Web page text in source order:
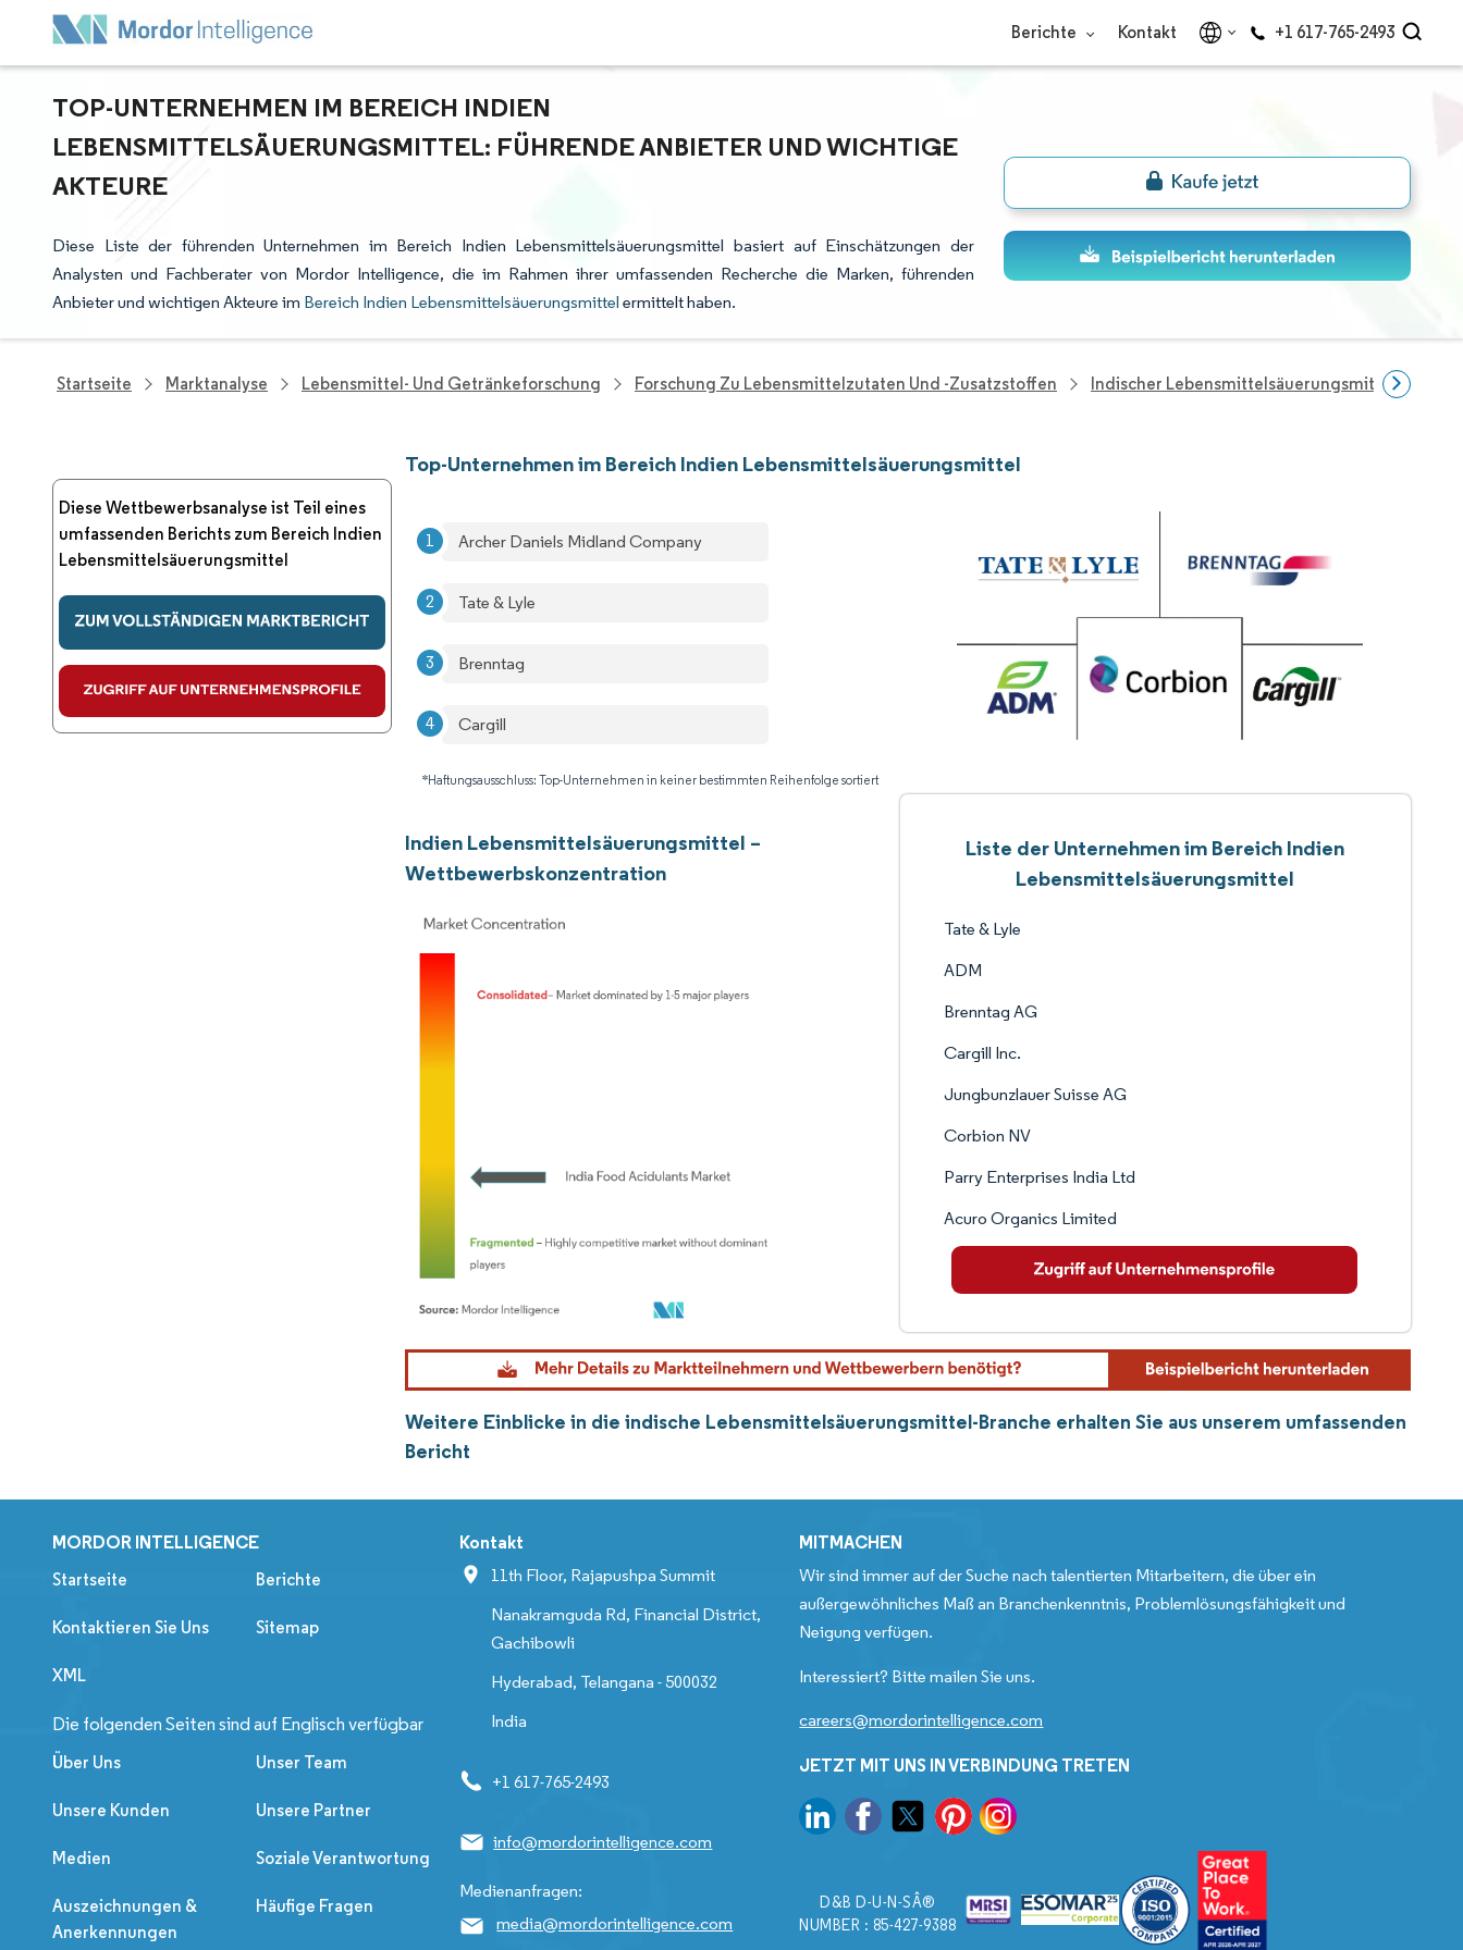
Berichte Kontakt +1 617-765-2493
TOP-UNTERNEHMEN IM BEREICH INDIEN
LEBENSMITTELSÄUERUNGSMITTEL: FÜHRENDE ANBIETER UND WICHTIGE
AKTEURE
Diese Liste der führenden Unternehmen im Bereich Indien Lebensmittelsäuerungsmittel basiert auf Einschätzungen der
Analysten und Fachberater von Mordor Intelligence, die im Rahmen ihrer umfassenden Recherche die Marken, führenden
Anbieter und wichtigen Akteure im Bereich Indien Lebensmittelsäuerungsmittel ermittelt haben.
Startseite Marktanalyse Lebensmittel- Und Getränkeforschung Forschung Zu Lebensmittelzutaten Und -zusatzstoffen Indischer Lebensmittelsäuerungsmittelmarkt
Diese Wettbewerbsanalyse ist Teil eines
umfassenden Berichts zum Bereich Indien
Lebensmittelsäuerungsmittel
Top-Unternehmen im Bereich Indien Lebensmittelsäuerungsmittel
Archer Daniels Midland Company
Tate & Lyle
Brenntag
Cargill
*Haftungsausschluss: Top-Unternehmen in keiner bestimmten Reihenfolge sortiert
Indien Lebensmittelsäuerungsmittel –
Wettbewerbskonzentration
Liste der Unternehmen im Bereich Indien
Lebensmittelsäuerungsmittel
Tate & Lyle
ADM
Brenntag AG
Cargill Inc.
Jungbunzlauer Suisse AG
Corbion NV
Parry Enterprises India Ltd
Acuro Organics Limited
Weitere Einblicke in die indische Lebensmittelsäuerungsmittel-Branche erhalten Sie aus unserem umfassenden
Bericht
MORDOR INTELLIGENCE
Startseite Berichte
Kontaktieren Sie Uns Sitemap
XML
Die folgenden Seiten sind auf Englisch verfügbar
Über Uns Unser Team
Unsere Kunden Unsere Partner
Medien Soziale Verantwortung
Auszeichnungen &
Anerkennungen
Häufige Fragen
Kontakt
11th Floor, Rajapushpa Summit
Nanakramguda Rd, Financial District,
Gachibowli
Hyderabad, Telangana - 500032
India
+1 617-765-2493
info@mordorintelligence.com
Medienanfragen:
media@mordorintelligence.com
MITMACHEN
Wir sind immer auf der Suche nach talentierten Mitarbeitern, die über ein
außergewöhnliches Maß an Branchenkenntnis, Problemlösungsfähigkeit und
Neigung verfügen.
Interessiert? Bitte mailen Sie uns.
careers@mordorintelligence.com
JETZT MIT UNS IN VERBINDUNG TRETEN
D&B D-U-N-SÂ®
NUMBER : 85-427-9388